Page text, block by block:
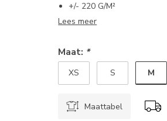
+/- 220 G/M²
Lees meer
Maat: *
XS S M
Maattabel